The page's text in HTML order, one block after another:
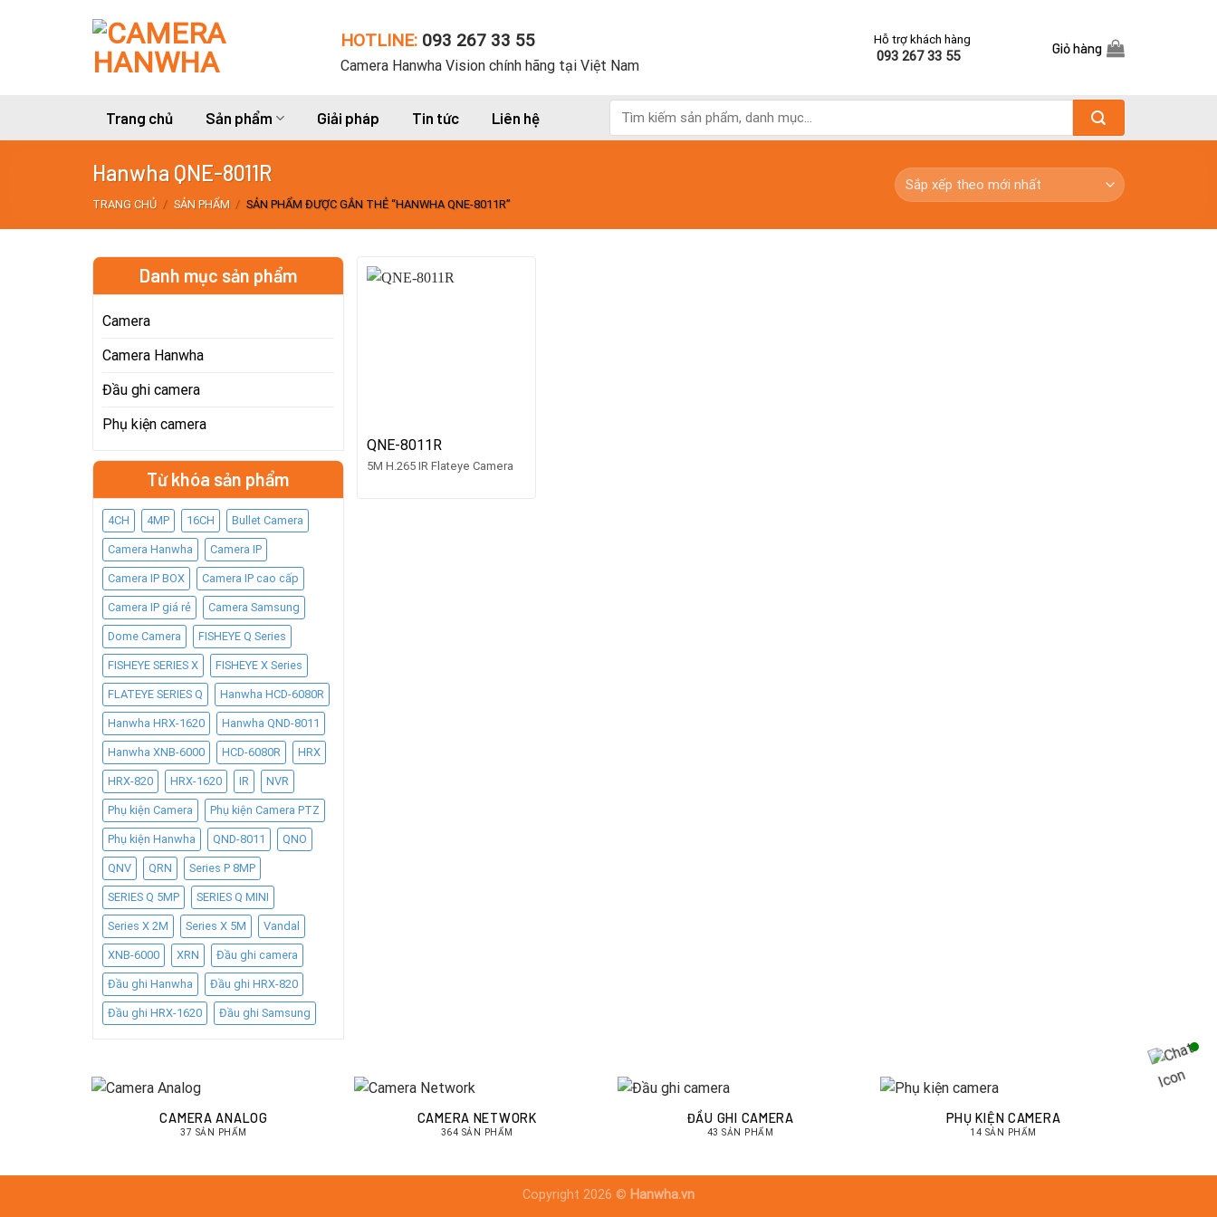
HOTLINE: 093 267 33 55
Camera Hanwha Vision chính hãng tại Việt Nam
Hỗ trợ khách hàng
093 267 33 55
Giỏ hàng
Trang chủ Sản phẩm Giải pháp Tin tức Liên hệ
kiếm:
Hanwha QNE-8011R
TRANG CHỦ / SẢN PHẨM / SẢN PHẨM ĐƯỢC GẮN THẺ “HANWHA QNE-8011R”
Danh mục sản phẩm
Camera
Camera Hanwha
Đầu ghi camera
Phụ kiện camera
Từ khóa sản phẩm
4CH 4MP 16CH Bullet Camera
Camera Hanwha Camera IP
Camera IP BOX Camera IP cao cấp
Camera IP giá rẻ Camera Samsung
Dome Camera FISHEYE Q Series
FISHEYE SERIES X FISHEYE X Series
FLATEYE SERIES Q Hanwha HCD-6080R
Hanwha HRX-1620 Hanwha QND-8011
Hanwha XNB-6000 HCD-6080R HRX
HRX-820 HRX-1620 IR NVR
Phụ kiện Camera Phụ kiện Camera PTZ
Phụ kiện Hanwha QND-8011 QNO
QNV QRN Series P 8MP
SERIES Q 5MP SERIES Q MINI
Series X 2M Series X 5M Vandal
XNB-6000 XRN Đầu ghi camera
Đầu ghi Hanwha Đầu ghi HRX-820
Đầu ghi HRX-1620 Đầu ghi Samsung
QNE-8011R
5M H.265 IR Flateye Camera
CAMERA ANALOG
37 SẢN PHẨM
CAMERA NETWORK
364 SẢN PHẨM
ĐẦU GHI CAMERA
43 SẢN PHẨM
PHỤ KIỆN CAMERA
14 SẢN PHẨM
Copyright 2026 © Hanwha.vn